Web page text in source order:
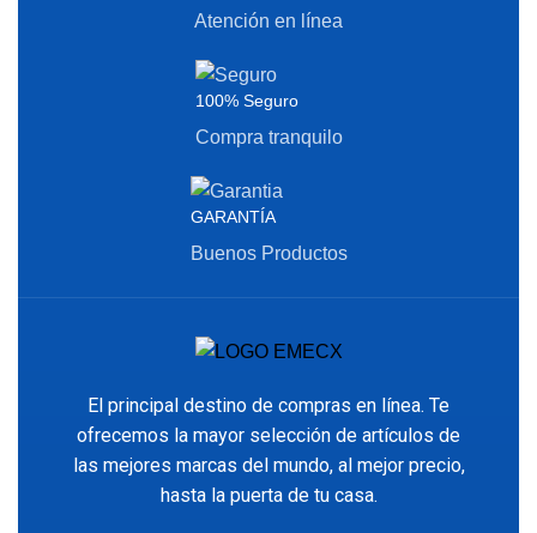
Atención en línea
100% Seguro
Compra tranquilo
GARANTÍA
Buenos Productos
El principal destino de compras en línea. Te
ofrecemos la mayor selección de artículos de
las mejores marcas del mundo, al mejor precio,
hasta la puerta de tu casa.